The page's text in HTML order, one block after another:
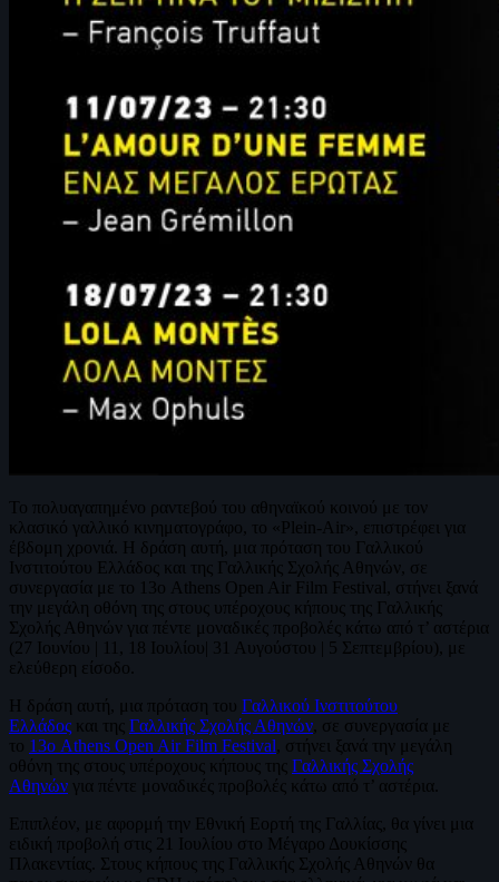
Το πολυαγαπημένο ραντεβού του αθηναϊκού κοινού με τον
κλασικό γαλλικό κινηματογράφο, το «Plein-Air», επιστρέφει για
έβδομη χρονιά. Η δράση αυτή, μια πρόταση του Γαλλικού
Ινστιτούτου Ελλάδος και της Γαλλικής Σχολής Αθηνών, σε
συνεργασία με το 13ο Athens Open Air Film Festival, στήνει ξανά
την μεγάλη οθόνη της στους υπέροχους κήπους της Γαλλικής
Σχολής Αθηνών για πέντε μοναδικές προβολές κάτω από τ’ αστέρια
(27 Ιουνίου | 11, 18 Ιουλίου| 31 Αυγούστου | 5 Σεπτεμβρίου), με
ελεύθερη είσοδο.
Η δράση αυτή, μια πρόταση του Γαλλικού Ινστιτούτου
Ελλάδος και της Γαλλικής Σχολής Αθηνών, σε συνεργασία με
το 13ο Athens Open Air Film Festival, στήνει ξανά την μεγάλη
οθόνη της στους υπέροχους κήπους της Γαλλικής Σχολής
Αθηνών για πέντε μοναδικές προβολές κάτω από τ’ αστέρια.
Επιπλέον, με αφορμή την Εθνική Εορτή της Γαλλίας, θα γίνει μια
ειδική προβολή στις 21 Ιουλίου στο Μέγαρο Δουκίσσης
Πλακεντίας. Στους κήπους της Γαλλικής Σχολής Αθηνών θα